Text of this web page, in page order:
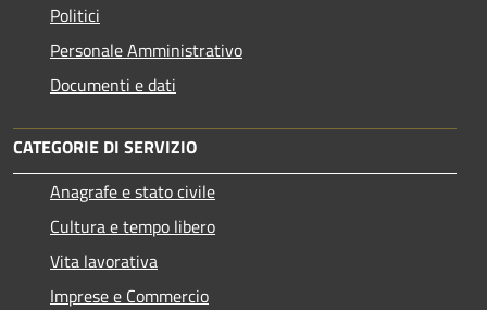
Politici
Personale Amministrativo
Documenti e dati
CATEGORIE DI SERVIZIO
Anagrafe e stato civile
Cultura e tempo libero
Vita lavorativa
Imprese e Commercio